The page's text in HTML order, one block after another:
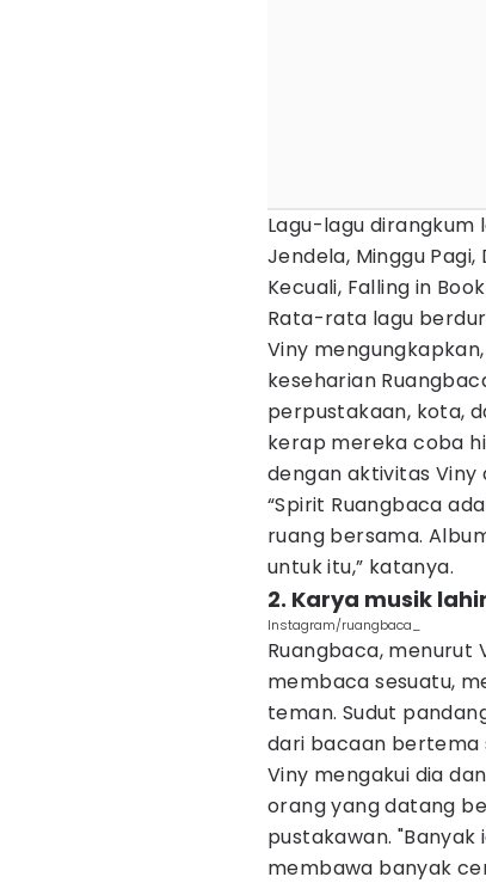
Lagu-lagu dirangkum
Jendela, Minggu Pagi,
Kecuali, Falling in
Rata-rata lagu
Viny
keseharian
perpustakaan, kota,
kerap mereka coba
dengan aktivitas Viny
“Spirit Ruangbaca
ruang bersama.
untuk itu,” katanya.
2. Karya musik
Instagram/ruangbaca_
Ruangbaca, menurut
membaca sesuatu,
teman. Sudut
dari bacaan bertema
Viny mengakui dia
orang yang datang
pustakawan.
membawa banyak